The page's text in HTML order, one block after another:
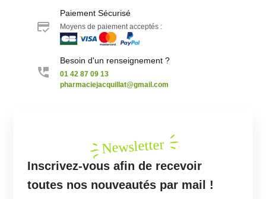
Paiement Sécurisé
Moyens de paiement acceptés :
Besoin d'un renseignement ?
01 42 87 09 13
pharmaciejacquillat@gmail.com
Newsletter
Inscrivez-vous afin de recevoir
toutes nos nouveautés par mail !